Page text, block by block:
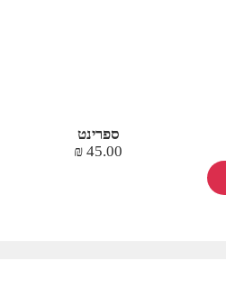
ספרינט
45.00
₪